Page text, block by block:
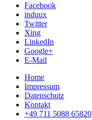
Facebook
induux
Twitter
Xing
LinkedIn
Google+
E-Mail
Home
Impressum
Datenschutz
Kontakt
+49 711 5088 65820